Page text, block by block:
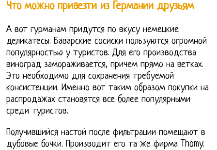
Что можно привезти из Германии друзьям
А вот гурманам придутся по вкусу немецкие
деликатесы. Баварские сосиски пользуются огромной
популярностью у туристов. Для его производства
виноград замораживается, причем прямо на ветках.
Это необходимо для сохранения требуемой
консистенции. Именно вот таким образом покупки на
распродажах становятся все более популярными
среди туристов.
Получившийся настой после фильтрации помещают в
дубовые бочки. Производит его та же фирма Thomy.